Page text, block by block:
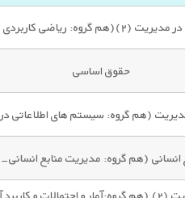
کاربردی (۲)- ۴۰۳۰۰۳)
حقوق اساسی
(هم گروه: سیستم های اطلاعاتی در
(هم گروه: مدیریت منابع انسانی- ۴۰۲۰۵۲)